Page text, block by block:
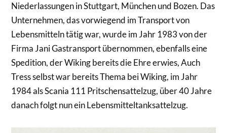
Niederlassungen in Stuttgart, München und Bozen. Das
Unternehmen, das vorwiegend im Transport von
Lebensmitteln tätig war, wurde im Jahr 1983 von der
Firma Jani Gastransport übernommen, ebenfalls eine
Spedition, der Wiking bereits die Ehre erwies, Auch
Tress selbst war bereits Thema bei Wiking, im Jahr
1984 als Scania 111 Pritschensattelzug, über 40 Jahre
danach folgt nun ein Lebensmitteltanksattelzug.